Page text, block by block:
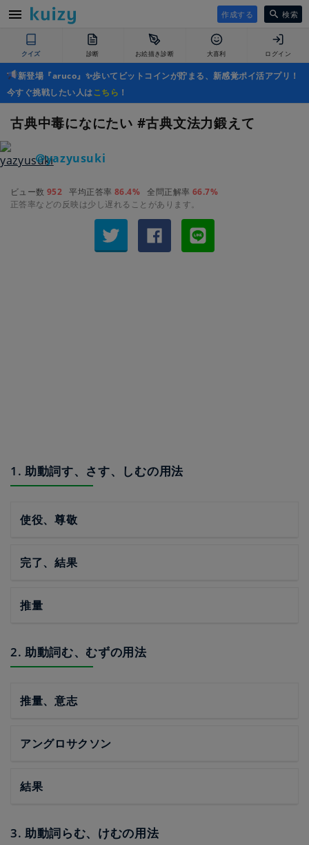
作成する 検索
クイズ 診断 お絵描き診断 大喜利 ログイン
新登場『aruco』✨歩いてビットコインが貯まる、新感覚ポイ活アプリ！
今すぐ挑戦したい人はこちら ！
古典中毒になにたい #古典文法力鍛えて
＠yazyusuki
ビュー数 952 平均正答率 86.4% 全問正解率 66.7%
正答率などの反映は少し遅れることがあります。
1. 助動詞す、さす、しむの用法
使役、尊敬
完了、結果
推量
2. 助動詞む、むずの用法
推量、意志
アングロサクソン
結果
3. 助動詞らむ、けむの用法